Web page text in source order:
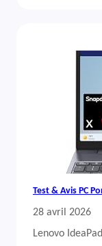
Test & Avis PC
28 avril 2026
Lenovo